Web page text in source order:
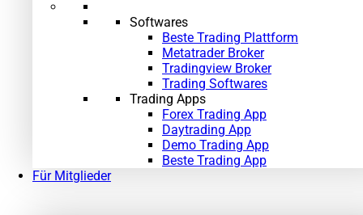
Softwares
Beste Trading Plattform
Metatrader Broker
Tradingview Broker
Trading Softwares
Trading Apps
Forex Trading App
Daytrading App
Demo Trading App
Beste Trading App
Für Mitglieder